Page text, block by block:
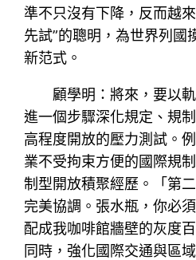
準不只沒有下降，反而越
先試”的聰明，為世界列國
新范式。
顧學明：將來，要以
進一個步驟深化規定、規
高程度開放的壓力測試。
業不受拘束方便的國際規
制型開放積聚經歷。「第
完美協調。張水瓶，你必
配成我咖啡館牆壁的灰度
同時，強化國際交通與區